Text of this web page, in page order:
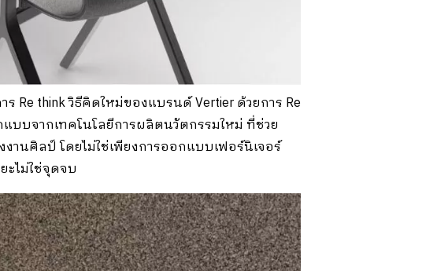
Re think วิธีคิดใหม่ของแบรนด์ Vertier ด้วยการ Re
แบบจากเทคโนโลยีการผลิตนวัตกรรมใหม่ ที่ช่วย
านศิลป์ โดยไม่ใช่เพียงการออกแบบเฟอร์นิเจอร์
ไม่ใช่จุดจบ